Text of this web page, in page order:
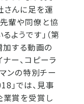
さんに足を運
輩や同僚と協
ようです」（第
加する動画の
ー、コピーラ
ンの特別チー
」では、見事
業賞を受賞し